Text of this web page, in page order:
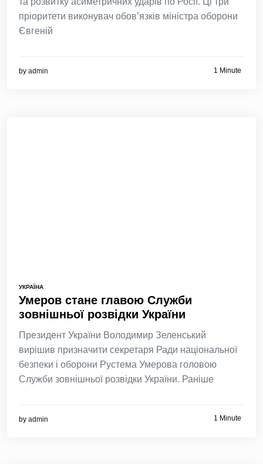
пріоритети виконувач обов’язків міністра оборони
Євгеній
by admin 1 Minute
УКРАЇНА
Умеров стане главою Служби
зовнішньої розвідки України
Президент України Володимир Зеленський
вирішив призначити секретаря Ради національної
безпеки і оборони Рустема Умерова головою
Служби зовнішньої розвідки України. Раніше
by admin 1 Minute